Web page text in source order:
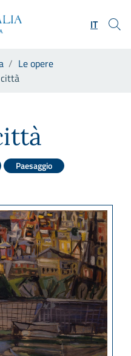
IT
Le opere
Paesaggio